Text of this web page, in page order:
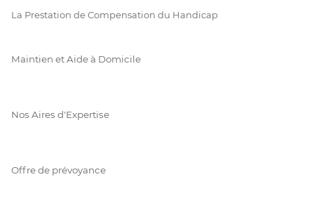
La Prestation de Compensation du Handicap
Maintien et Aide à Domicile
Nos Aires d'Expertise
Offre de prévoyance